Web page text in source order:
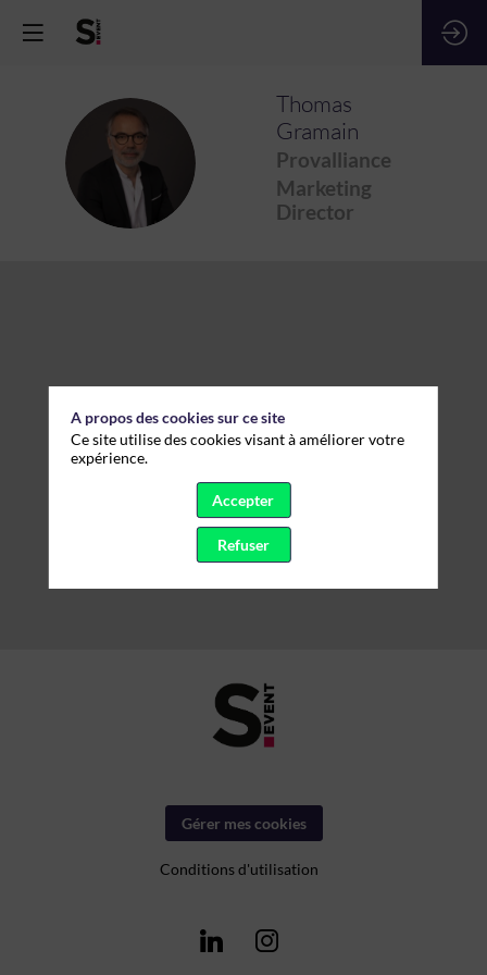
TG
Thomas
Gramain
Provalliance
Marketing
Director
Gérer mes cookies
Conditions d'utilisation
A propos des cookies sur ce site
Ce site utilise des cookies visant à améliorer votre
expérience.
Accepter
Refuser